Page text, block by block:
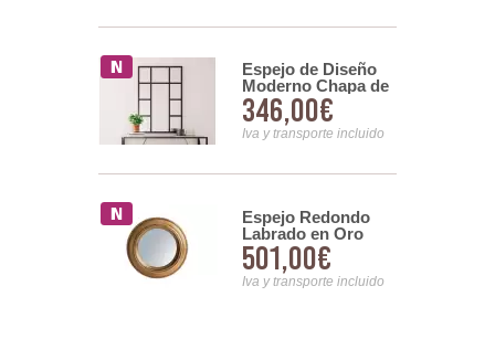
Espejo de Diseño
Moderno Chapa de
Acero Serie
Manzaneda
346,00€
Iva y transporte incluido
Espejo Redondo
Labrado en Oro
Estilo Clasico Serie
Almesso
501,00€
Iva y transporte incluido